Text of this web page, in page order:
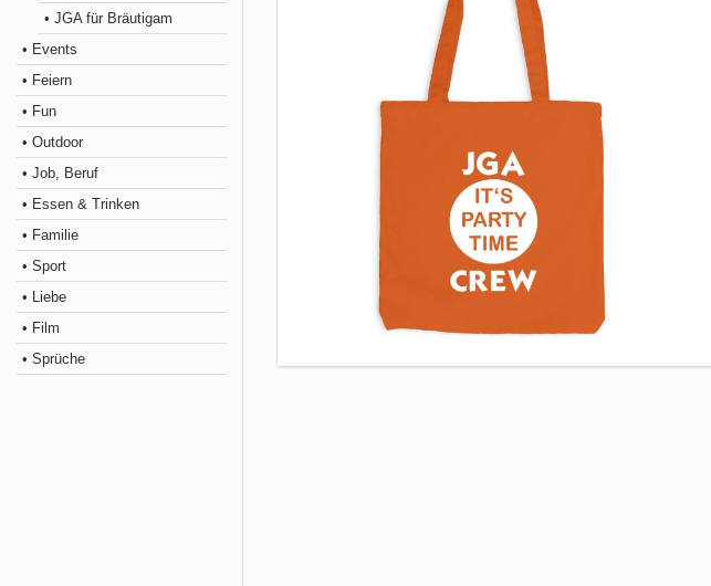
• JGA für Bräutigam
• Events
• Feiern
• Fun
• Outdoor
• Job, Beruf
• Essen & Trinken
• Familie
• Sport
• Liebe
• Film
• Sprüche